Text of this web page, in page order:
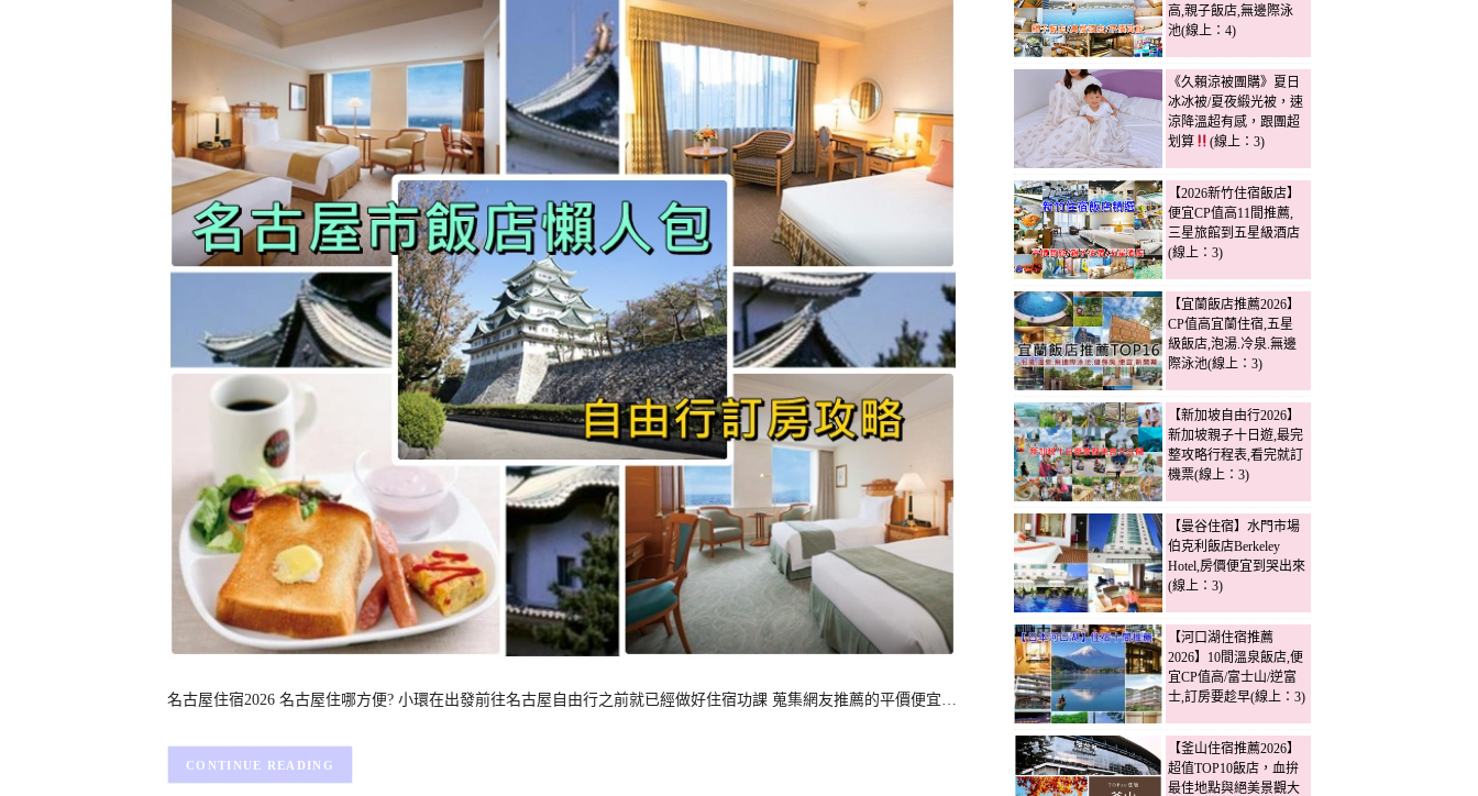
名古屋住宿2026 名古屋住哪方便? 小環在出發前往名古屋自由行之前就已經做好住宿功課 蒐集網友推薦的平價便宜…
CONTINUE READING
高,親子飯店,無邊際泳
池(線上：4)
《久賴涼被團購》夏日
冰冰被/夏夜緞光被，速
涼降溫超有感，跟團超
划算
(線上：3)
【2026新竹住宿飯店】
便宜CP值高11間推薦,
三星旅館到五星級酒店
(線上：3)
【宜蘭飯店推薦2026】
CP值高宜蘭住宿,五星
級飯店,泡湯.冷泉.無邊
際泳池(線上：3)
【新加坡自由行2026】
新加坡親子十日遊,最完
整攻略行程表,看完就訂
機票(線上：3)
【曼谷住宿】水門市場
伯克利飯店Berkeley
Hotel,房價便宜到哭出來
(線上：3)
【河口湖住宿推薦
2026】10間溫泉飯店,便
宜CP值高/富士山/逆富
士,訂房要趁早(線上：3)
【釜山住宿推薦2026】
超值TOP10飯店，血拚
最佳地點與絕美景觀大